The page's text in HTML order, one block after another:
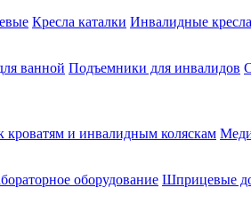
Кресла каталки Инвалидные
ванной Подъемники для инвалидов
кроватям и инвалидным коляскам
оборудование Шприцевые